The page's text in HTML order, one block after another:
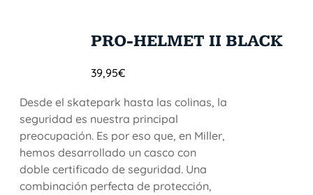
PRO-HELMET II BLACK
39,95€
Desde el skatepark hasta las colinas, la
seguridad es nuestra principal
preocupación. Es por eso que, en Miller,
hemos desarrollado un casco con
doble certificado de seguridad. Una
combinación perfecta de protección,